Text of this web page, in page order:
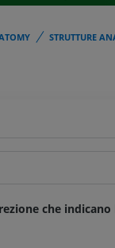
STRUTTURE
che indicano